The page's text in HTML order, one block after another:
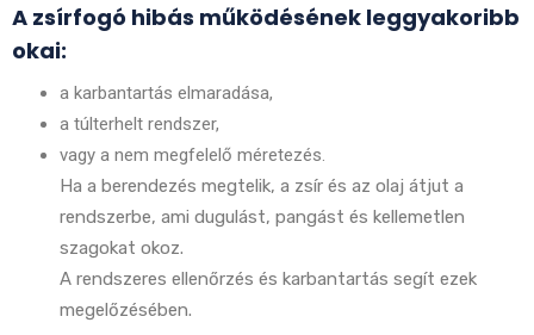
A zsírfogó hibás működésének leggyakoribb
okai:
a karbantartás elmaradása,
a túlterhelt rendszer,
vagy a nem megfelelő méretezés.
Ha a berendezés megtelik, a zsír és az olaj átjut a
rendszerbe, ami dugulást, pangást és kellemetlen
szagokat okoz.
A rendszeres ellenőrzés és karbantartás segít ezek
megelőzésében.